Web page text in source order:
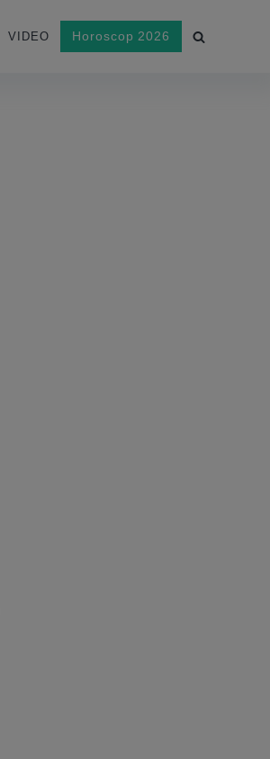
VIDEO Horoscop 2026